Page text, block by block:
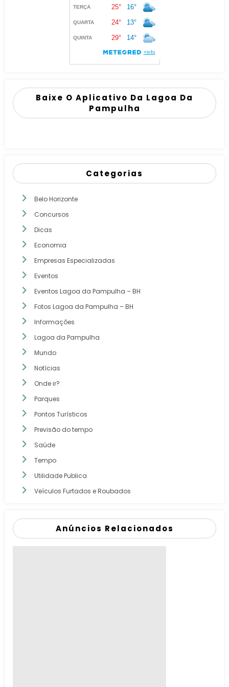
Baixe O Aplicativo Da Lagoa Da
Pampulha
Categorias
Belo Horizonte
Concursos
Dicas
Economia
Empresas Especializadas
Eventos
Eventos Lagoa da Pampulha – BH
Fotos Lagoa da Pampulha – BH
Informações
Lagoa da Pampulha
Mundo
Notícias
Onde ir?
Parques
Pontos Turísticos
Previsão do tempo
Saúde
Tempo
Utilidade Publica
Veículos Furtados e Roubados
Anúncios Relacionados